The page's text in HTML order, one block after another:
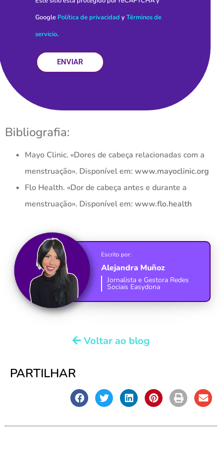
Google Política de privacidad yTérminos de
servicio.
ENVIAR
Bibliografia:
Mayo Clinic. «Dores de cabeça relacionadas com a
menstruação». Disponível em: www.mayoclinic.org
Flo Health. «Dor de cabeça antes e durante a
menstruação». Disponível em: www.flo.health
Escrito por:
Alejandra Muñoz
Jornalista e Gestora Redes
Sociais Easydona
Voltar ao blog
PARTILHAR